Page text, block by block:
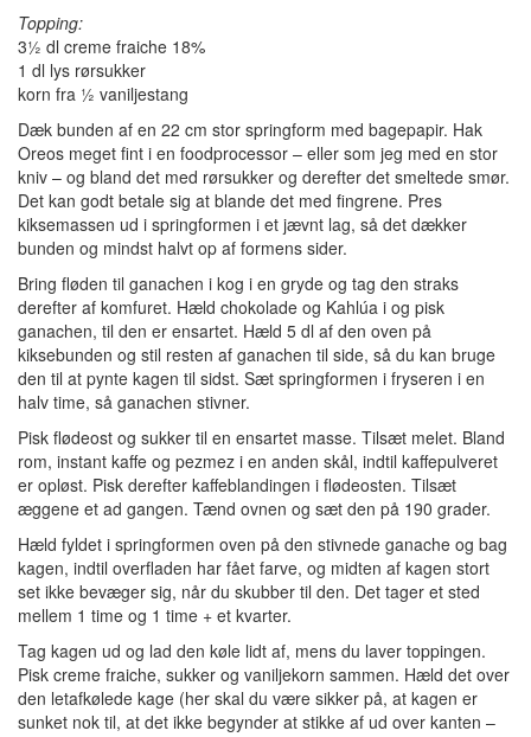
Topping:
3½ dl creme fraiche 18%
1 dl lys rørsukker
korn fra ½ vaniljestang
Dæk bunden af en 22 cm stor springform med bagepapir. Hak
Oreos meget fint i en foodprocessor – eller som jeg med en stor
kniv – og bland det med rørsukker og derefter det smeltede smør.
Det kan godt betale sig at blande det med fingrene. Pres
kiksemassen ud i springformen i et jævnt lag, så det dækker
bunden og mindst halvt op af formens sider.
Bring fløden til ganachen i kog i en gryde og tag den straks
derefter af komfuret. Hæld chokolade og Kahlúa i og pisk
ganachen, til den er ensartet. Hæld 5 dl af den oven på
kiksebunden og stil resten af ganachen til side, så du kan bruge
den til at pynte kagen til sidst. Sæt springformen i fryseren i en
halv time, så ganachen stivner.
Pisk flødeost og sukker til en ensartet masse. Tilsæt melet. Bland
rom, instant kaffe og pezmez i en anden skål, indtil kaffepulveret
er opløst. Pisk derefter kaffeblandingen i flødeosten. Tilsæt
æggene et ad gangen. Tænd ovnen og sæt den på 190 grader.
Hæld fyldet i springformen oven på den stivnede ganache og bag
kagen, indtil overfladen har fået farve, og midten af kagen stort
set ikke bevæger sig, når du skubber til den. Det tager et sted
mellem 1 time og 1 time + et kvarter.
Tag kagen ud og lad den køle lidt af, mens du laver toppingen.
Pisk creme fraiche, sukker og vaniljekorn sammen. Hæld det over
den letafkølede kage (her skal du være sikker på, at kagen er
sunket nok til, at det ikke begynder at stikke af ud over kanten –